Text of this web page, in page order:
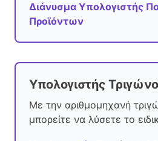
Διάνυσμα Υπολογιστής
Προϊόντων
Υπολογιστής
Με την αριθμομηχανή
μπορείτε να λύσετε το